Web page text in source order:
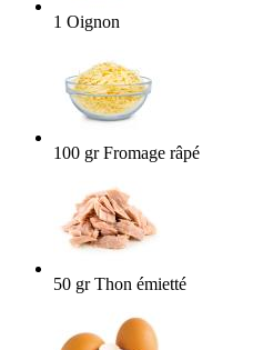
1 Oignon
100 gr Fromage râpé
50 gr Thon émietté